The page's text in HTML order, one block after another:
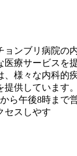
ョンブリ病院の
医療サービスを
、様々な内科的
提供しています
ら午後8時まで
セスしやす